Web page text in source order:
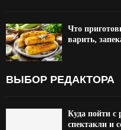
Что
варить,
ВЫБОР РЕДАКТОРА
Куда пойти с
спектакли и